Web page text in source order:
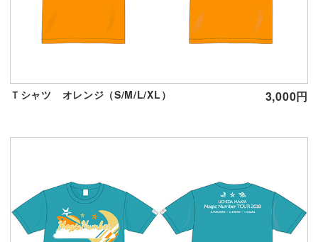
Ｔシャツ オレンジ（S/M/L/XL） 3,000円